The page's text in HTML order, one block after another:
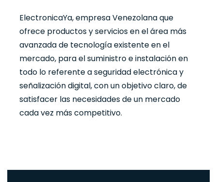
ElectronicaYa, empresa Venezolana que
ofrece productos y servicios en el área más
avanzada de tecnología existente en el
mercado, para el suministro e instalación en
todo lo referente a seguridad electrónica y
señalización digital, con un objetivo claro, de
satisfacer las necesidades de un mercado
cada vez más competitivo.